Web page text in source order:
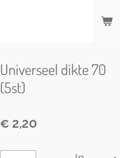
Universeel dikte 70
(5st)
€ 2,20